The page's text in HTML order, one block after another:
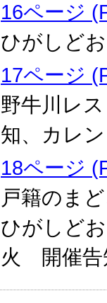
16ページ
ひがしど
17ページ
野牛川レ
知、カレ
18ページ
戸籍のま
ひがしど
火 開催告